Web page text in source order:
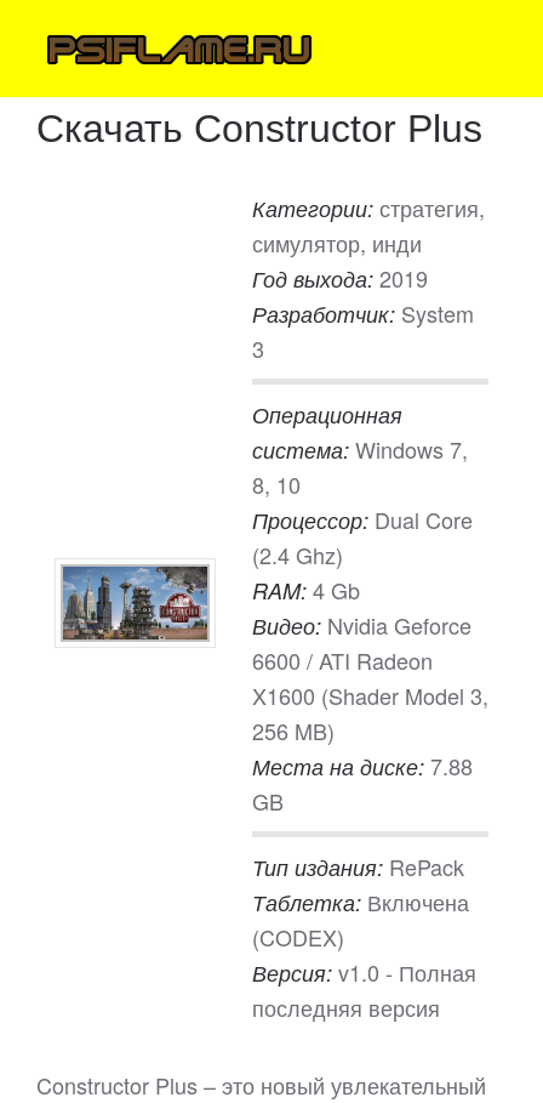
Скачать Constructor Plus
Категории: стратегия,
симулятор, инди
Год выхода: 2019
Разработчик: System
3
Операционная
система: Windows 7,
8, 10
Процессор: Dual Core
(2.4 Ghz)
RAM: 4 Gb
Видео: Nvidia Geforce
6600 / ATI Radeon
X1600 (Shader Model 3,
256 MB)
Места на диске: 7.88
GB
Тип издания: RePack
Таблетка: Включена
(CODEX)
Версия: v1.0 - Полная
последняя версия
Constructor Plus – это новый увлекательный